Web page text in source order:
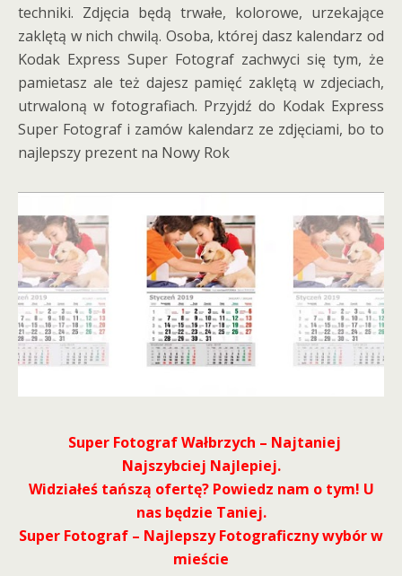
techniki. Zdjęcia będą trwałe, kolorowe, urzekające
zaklętą w nich chwilą. Osoba, której dasz kalendarz od
Kodak Express Super Fotograf zachwyci się tym, że
pamietasz ale też dajesz pamięć zaklętą w zdjeciach,
utrwaloną w fotografiach. Przyjdź do Kodak Express
Super Fotograf i zamów kalendarz ze zdjęciami, bo to
najlepszy prezent na Nowy Rok
Super Fotograf Wałbrzych – Najtaniej
Najszybciej Najlepiej.
Widziałeś tańszą ofertę? Powiedz nam o tym! U
nas będzie Taniej.
Super Fotograf – Najlepszy Fotograficzny wybór w
mieście